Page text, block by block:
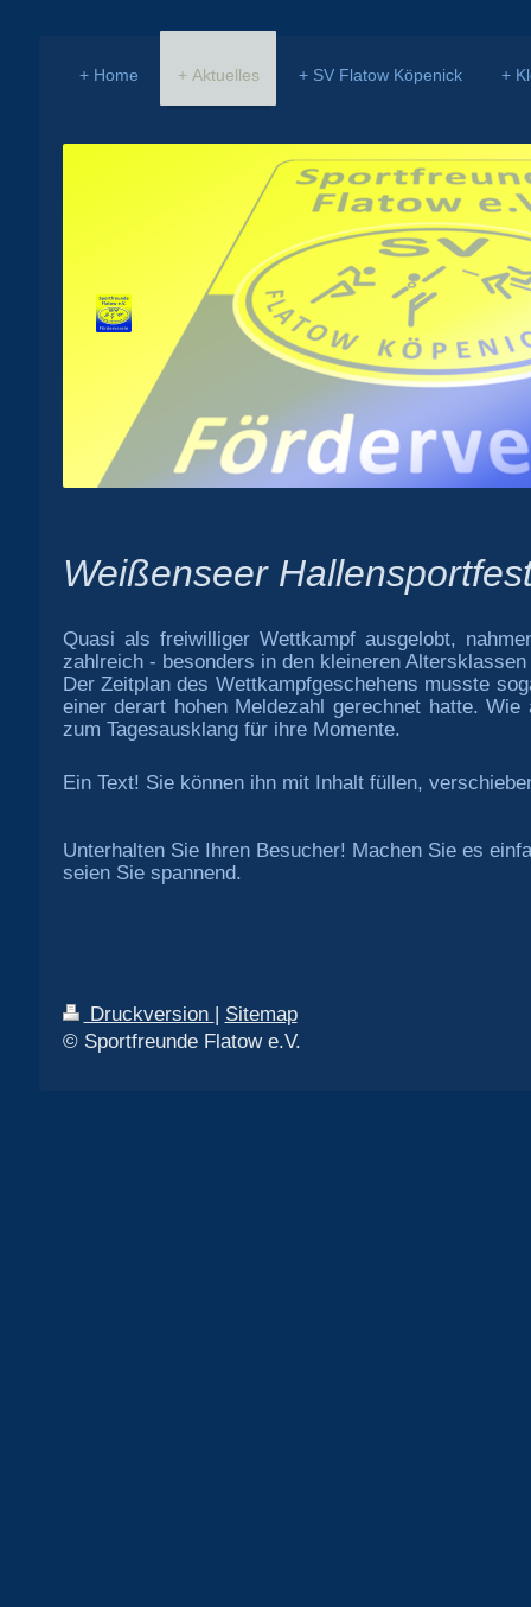
Home Aktuelles SV Flatow Köpenick
Weißenseer
Quasi als freiwilliger Wettkampf ausgelobt,
zahlreich - besonders in den kleineren
Der Zeitplan des Wettkampfgeschehens musste
einer derart hohen Meldezahl gerechnet hatte.
zum Tagesausklang für ihre Momente.
Ein Text! Sie können ihn mit Inhalt füllen,
Unterhalten Sie Ihren Besucher! Machen Sie es
seien Sie spannend.
Druckversion | Sitemap
© Sportfreunde Flatow e.V.